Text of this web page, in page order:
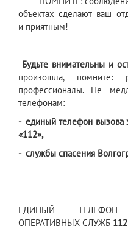
объектах сделают ваш
и приятным!
Будьте внимательны и
произошла,
профессионалы. Не
телефонам:
- единый телефон вызова
«112»,
- службы спасения
ЕДИНЫЙ ТЕЛЕФОН
ОПЕРАТИВНЫХ СЛУЖБ 112